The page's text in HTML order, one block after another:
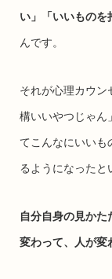
い」「いいものを
んです。
それが心理カウン
構いいやつじゃん
てこんなにいいも
るようになったと
自分自身の見か
変わって、人が変